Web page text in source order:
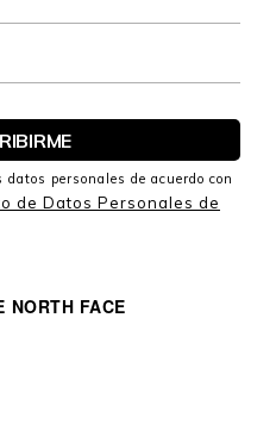
NORTH FACE
personales de acuerdo con
de Datos Personales de